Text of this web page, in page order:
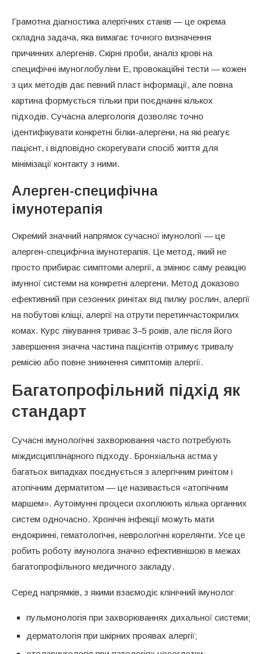
Грамотна діагностика алергічних станів — це окрема
складна задача, яка вимагає точного визначення
причинних алергенів. Скірні проби, аналіз крові на
специфічні імуноглобуліни E, провокаційні тести — кожен
з цих методів дає певний пласт інформації, але повна
картина формується тільки при поєднанні кількох
підходів. Сучасна алергологія дозволяє точно
ідентифікувати конкретні білки-алергени, на які реагує
пацієнт, і відповідно скорегувати спосіб життя для
мінімізації контакту з ними.
Алерген-специфічна
імунотерапія
Окремий значний напрямок сучасної імунології — це
алерген-специфічна імунотерапія. Це метод, який не
просто прибирає симптоми алергії, а змінює саму реакцію
імунної системи на конкретні алергени. Метод доказово
ефективний при сезонних ринітах від пилку рослин, алергії
на побутові кліщі, алергії на отрути перетинчастокрилих
комах. Курс лікування триває 3–5 років, але після його
завершення значна частина пацієнтів отримує тривалу
ремісію або повне зникнення симптомів алергії.
Багатопрофільний підхід як
стандарт
Сучасні імунологічні захворювання часто потребують
міждисциплінарного підходу. Бронхіальна астма у
багатьох випадках поєднується з алергічним ринітом і
атопічним дерматитом — це називається «атопічним
маршем». Аутоімунні процеси охоплюють кілька органних
систем одночасно. Хронічні інфекції можуть мати
ендокринні, гематологічні, неврологічні корелянти. Усе це
робить роботу імунолога значно ефективнішою в межах
багатопрофільного медичного закладу.
Серед напрямків, з якими взаємодіє клінічний імунолог:
пульмонологія при захворюваннях дихальної системи;
дерматологія при шкірних проявах алергії;